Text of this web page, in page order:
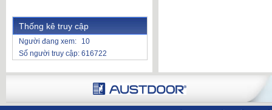
Thống kê truy cập
Người đang xem:
10
Số người truy cập: 616722